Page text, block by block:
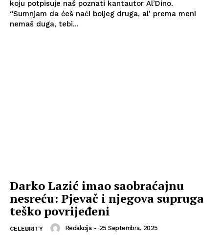
koju potpisuje naš poznati kantautor Al’Dino.
“Sumnjam da ćeš naći boljeg druga, al' prema meni
nemaš duga, tebi...
Darko Lazić imao saobraćajnu
nesreću: Pjevač i njegova supruga
teško povrijeđeni
CELEBRITY Redakcija - 25 Septembra, 2025